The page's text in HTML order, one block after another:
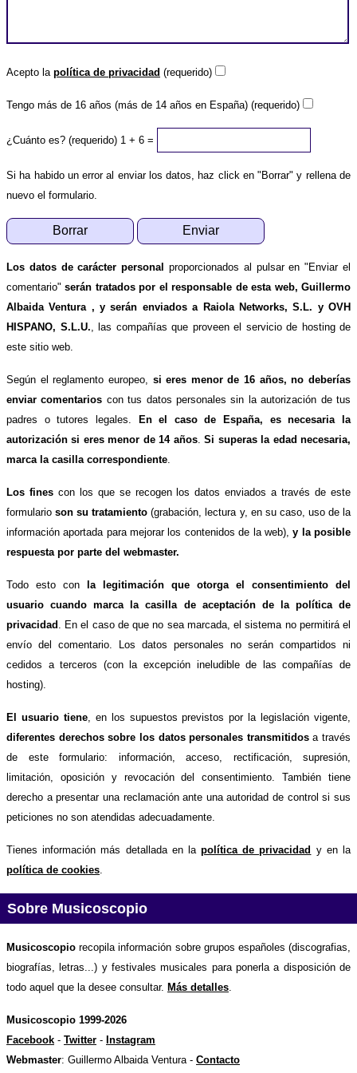
Acepto la política de privacidad (requerido)
Tengo más de 16 años (más de 14 años en España) (requerido)
¿Cuánto es? (requerido) 1 + 6 =
Si ha habido un error al enviar los datos, haz click en "Borrar" y rellena de
nuevo el formulario.
Los datos de carácter personal
proporcionados al pulsar en "Enviar el
comentario"serán tratados por el responsable de esta web, Guillermo
Albaida Ventura , y serán enviados a Raiola Networks, S.L. y OVH
HISPANO, S.L.U. , las compañías que proveen el servicio de hosting de
este sitio web.
Según el reglamento europeo, si eres menor de 16 años, no deberías
enviar comentarios con tus datos personales sin la autorización de tus
padres o tutores legales.
En el caso de España, es necesaria la
autorización si eres menor de 14 años.Si superas la edad necesaria,
marca la casilla correspondiente
Los finescon los que se recogen los datos enviados a través de este
formularioson su tratamiento (grabación, lectura y, en su caso, uso de la
información aportada para mejorar los contenidos de la web),y la posible
respuesta por parte del webmaster.
Todo esto con
la legitimación que otorga el consentimiento del
usuario cuando marca la casilla de aceptación de la política de
privacidad
. En el caso de que no sea marcada, el sistema no permitirá el
envío del comentario. Los datos personales no serán compartidos ni
cedidos a terceros (con la excepción ineludible de las compañías de
hosting).
El usuario tiene, en los supuestos previstos por la legislación vigente,
diferentes derechos sobre los datos personales transmitidosa través
de este formulario: información, acceso, rectificación, supresión,
limitación, oposición y revocación del consentimiento. También tiene
derecho a presentar una reclamación ante una autoridad de control si sus
peticiones no son atendidas adecuadamente.
Tienes información más detallada en lapolítica de privacidad y en la
política de cookies
Sobre Musicoscopio
Musicoscopio recopila información sobre grupos españoles (discografias,
biografías, letras...) y festivales musicales para ponerla a disposición de
todo aquel que la desee consultar. Más detalles.
Musicoscopio 1999-2026
Facebook - Twitter - Instagram
Webmaster: Guillermo Albaida Ventura - Contacto